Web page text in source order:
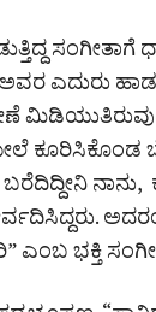
ಎದುರು
ಕೂರಿಸಿಕೊಂಡ
ನಾನು,
ಎಂಬ ಭಕ್ತಿ